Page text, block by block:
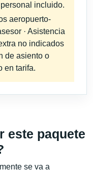
incluido.
aeropuerto-
· Asistencia
no indicados
de asiento o
en tarifa.
este paquete
se va a